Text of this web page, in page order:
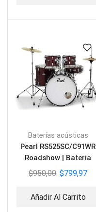
Baterías acústicas
Pearl RS525SC/C91WR
Roadshow | Bateria
Acústica Wine Red
$950,00 $799,97
Añadir Al Carrito